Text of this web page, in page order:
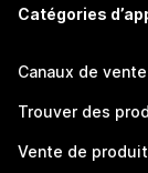
Catégories
Canaux de vente
Trouver des
Vente de